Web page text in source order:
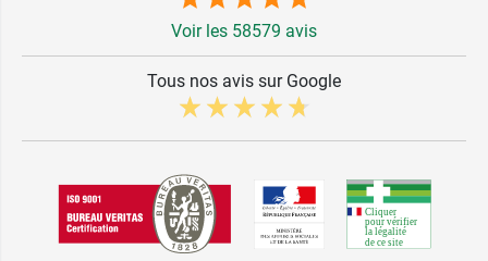
Corail 3,69 €
3,69 €
Rouge
passion
3,69 €
Voir les 58579 avis
Tous nos avis sur Google